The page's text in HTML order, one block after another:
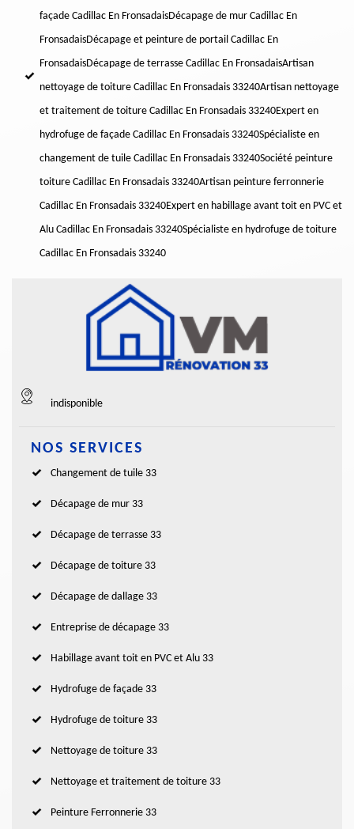
façade Cadillac En FronsadaisDécapage de mur Cadillac En
FronsadaisDécapage et peinture de portail Cadillac En
FronsadaisDécapage de terrasse Cadillac En FronsadaisArtisan
nettoyage de toiture Cadillac En Fronsadais 33240Artisan nettoyage
et traitement de toiture Cadillac En Fronsadais 33240Expert en
hydrofuge de façade Cadillac En Fronsadais 33240Spécialiste en
changement de tuile Cadillac En Fronsadais 33240Société peinture
toiture Cadillac En Fronsadais 33240Artisan peinture ferronnerie
Cadillac En Fronsadais 33240Expert en habillage avant toit en PVC et
Alu Cadillac En Fronsadais 33240Spécialiste en hydrofuge de toiture
Cadillac En Fronsadais 33240
indisponible
NOS SERVICES
Changement de tuile 33
Décapage de mur 33
Décapage de terrasse 33
Décapage de toiture 33
Décapage de dallage 33
Entreprise de décapage 33
Habillage avant toit en PVC et Alu 33
Hydrofuge de façade 33
Hydrofuge de toiture 33
Nettoyage de toiture 33
Nettoyage et traitement de toiture 33
Peinture Ferronnerie 33